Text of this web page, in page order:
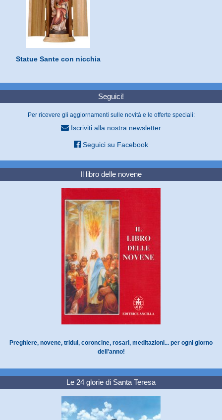
Statue Sante con nicchia
Seguici!
Per ricevere gli aggiornamenti sulle novità e le offerte speciali:
Iscriviti alla nostra newsletter
Seguici su Facebook
Il libro delle novene
Preghiere, novene, tridui, coroncine, rosari, meditazioni... per ogni giorno
dell'anno!
Le 24 glorie di Santa Teresa